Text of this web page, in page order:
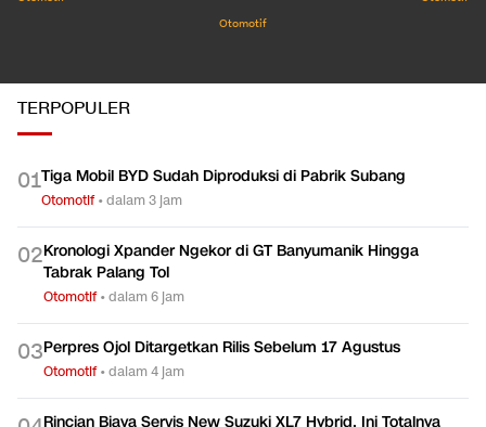
Otomotif
TERPOPULER
01Tiga Mobil BYD Sudah Diproduksi di Pabrik Subang
Otomotif•dalam 3 jam
02Kronologi Xpander Ngekor di GT Banyumanik Hingga
Tabrak Palang Tol
Otomotif•dalam 6 jam
03Perpres Ojol Ditargetkan Rilis Sebelum 17 Agustus
Otomotif•dalam 4 jam
Rincian Biaya Servis New Suzuki XL7 Hybrid, Ini Totalnya